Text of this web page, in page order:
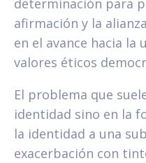
afirmación y la
en el avance hacia la
valores éticos
El problema que
identidad sino en la
la identidad a una
exacerbación con